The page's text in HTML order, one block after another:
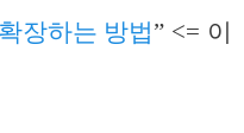
장하는 방법” <= 이